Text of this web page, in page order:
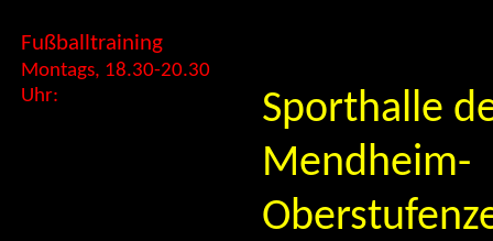
Fußballtraining
Montags, 18.30-20.30
Uhr:
Sporthalle
Mendheim-